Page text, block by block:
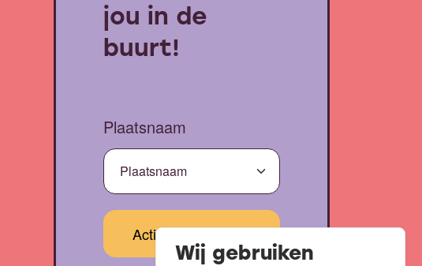
jou in de
buurt!
Plaatsnaam
Wij gebruiken